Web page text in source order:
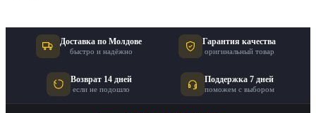
Доставка по Молдове
быстро и надёжно
Гарантия качества
оригинальный товар
Возврат 14 дней
если не подошло
Поддержка 7 дней
поможем с выбором